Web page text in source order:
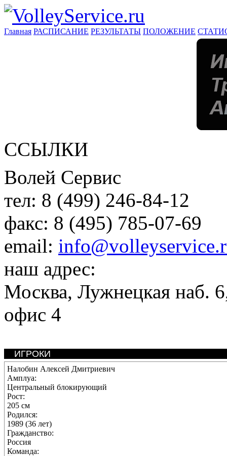
Главная РАСПИСАНИЕ РЕЗУЛЬТАТЫ ПОЛОЖЕНИЕ
ССЫЛКИ
Волей Сервис
тел: 8 (499) 246-84-12
факс: 8 (495) 785-07-69
email:
наш адрес:
Москва, Лужнецкая наб.
офис 4
ИГРОКИ
Налобин Алексей Дмитриевич
Амплуа:
Центральный блокирующий
Рост:
205 см
Родился:
1989 (36 лет)
Гражданство:
Россия
Команда: